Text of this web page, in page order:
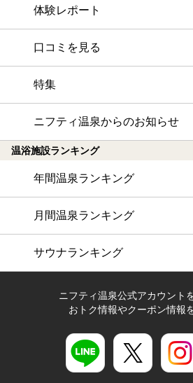
体験レポート
口コミを見る
特集
ニフティ温泉からのお知らせ
温浴施設ランキング
年間温泉ランキング
月間温泉ランキング
サウナランキング
ニフティ温泉公式アカウント
おトク情報やクーポン情報